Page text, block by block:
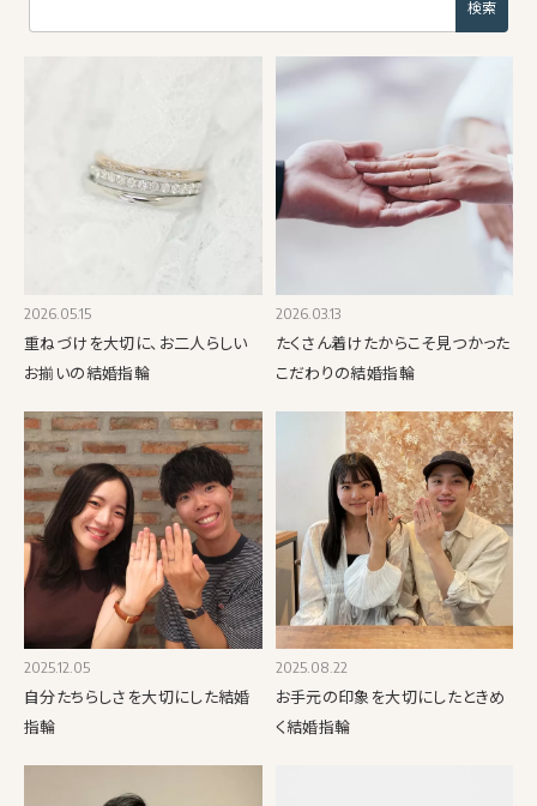
2026.05.15
重ねづけを大切に、お二人らしい
お揃いの結婚指輪
2026.03.13
たくさん着けたからこそ見つかった
こだわりの結婚指輪
2025.12.05
自分たちらしさを大切にした結婚
指輪
2025.08.22
お手元の印象を大切にしたときめ
く結婚指輪